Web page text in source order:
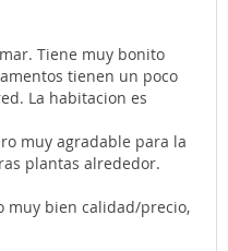
Tiene muy bonito
tienen un poco
La habitacion es
muy agradable para la
plantas alrededor.
muy bien calidad/precio,